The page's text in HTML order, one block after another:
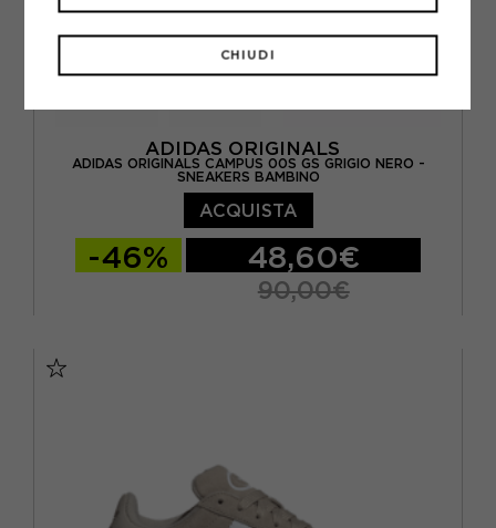
ADIDAS ORIGINALS
ADIDAS ORIGINALS CAMPUS 00S GS GRIGIO NERO -
SNEAKERS BAMBINO
EUR 40 / UK 6,5
ACQUISTA
-46% 48,60€
90,00€
CHIUDI